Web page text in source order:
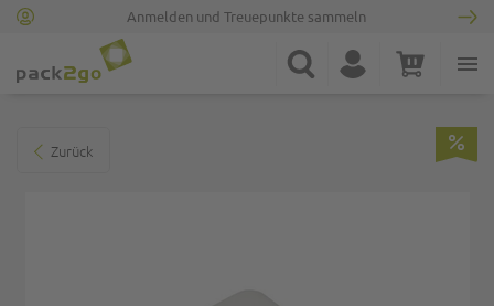
Anmelden und Treuepunkte sammeln
Suche Konto Warenkorb
Zurück